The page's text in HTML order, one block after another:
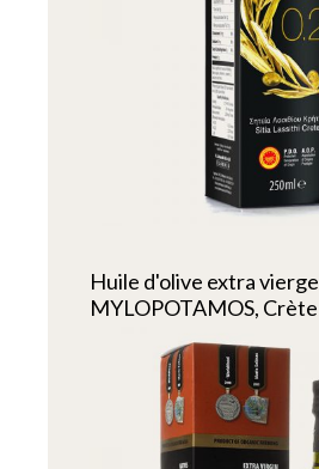
Huile d'olive extra vierge
MYLOPOTAMOS, Crète